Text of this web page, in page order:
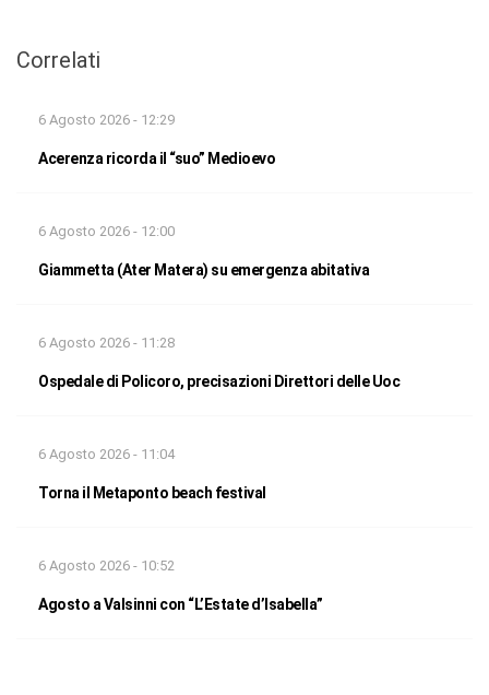
Correlati
6 Agosto 2026 - 12:29
Acerenza ricorda il “suo” Medioevo
6 Agosto 2026 - 12:00
Giammetta (Ater Matera) su emergenza abitativa
6 Agosto 2026 - 11:28
Ospedale di Policoro, precisazioni Direttori delle Uoc
6 Agosto 2026 - 11:04
Torna il Metaponto beach festival
6 Agosto 2026 - 10:52
Agosto a Valsinni con “L’Estate d’Isabella”